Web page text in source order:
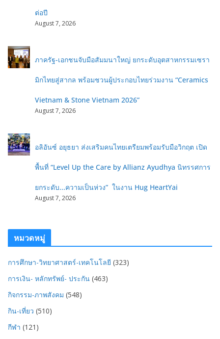
ต่อปี
August 7, 2026
ภาครัฐ-เอกชนจับมือสัมมนาใหญ่ ยกระดับอุตสาหกรรมเซรา
มิกไทยสู่สากล พร้อมชวนผู้ประกอบไทยร่วมงาน “Ceramics
Vietnam & Stone Vietnam 2026”
August 7, 2026
อลิอันซ์ อยุธยา ส่งเสริมคนไทยเตรียมพร้อมรับมือวิกฤต เปิด
พื้นที่ “Level Up the Care by Allianz Ayudhya นิทรรศการ
ยกระดับ...ความเป็นห่วง” ในงาน Hug HeartYai
August 7, 2026
หมวดหมู่
การศึกษา-วิทยาศาสตร์-เทคโนโลยี (323)
การเงิน- หลักทรัพย์- ประกัน (463)
กิจกรรม-ภาพสังคม (548)
กิน-เที่ยว (510)
กีฬา (121)